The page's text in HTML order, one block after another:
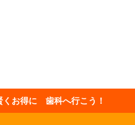
くお得に 歯科へ行こう！